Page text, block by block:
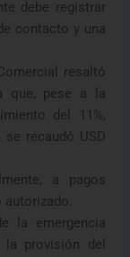
debe registrar
contacto y una
resaltó
que, pese a la
del 11%,
recaudó USD
a pagos
la emergencia
provisión del